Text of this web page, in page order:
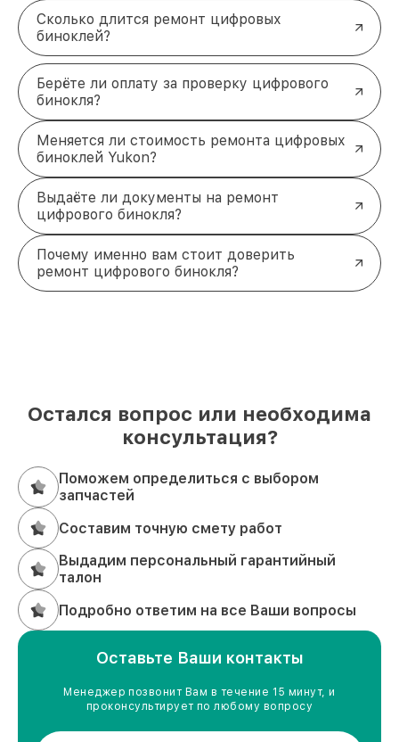
Сколько длится ремонт цифровых
биноклей?
Берёте ли оплату за проверку цифрового
бинокля?
Меняется ли стоимость ремонта цифровых
биноклей Yukon?
Выдаёте ли документы на ремонт
цифрового бинокля?
Почему именно вам стоит доверить
ремонт цифрового бинокля?
Остался вопрос или необходима
консультация?
Поможем определиться с выбором
запчастей
Составим точную смету работ
Выдадим персональный гарантийный
талон
Подробно ответим на все Ваши вопросы
Оставьте Ваши контакты
Менеджер позвонит Вам в течение 15 минут, и
проконсультирует по любому вопросу